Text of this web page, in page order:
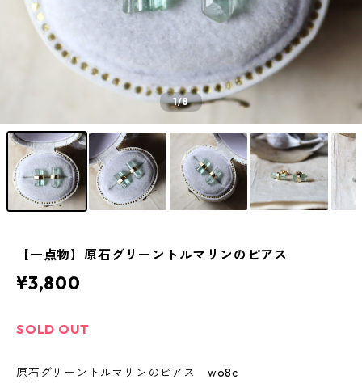
1/8
【一点物】原石グリーントルマリンのピアス
¥3,800
SOLD OUT
原石グリーントルマリンのピアス wo8c